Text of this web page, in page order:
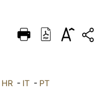
DEUTSCH
العربيّة HR- IT- PT